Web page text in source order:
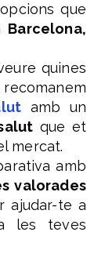
que
Barcelona,
quines
amb un
que et
mercat.
amb
valorades
ajudar-te a
les teves